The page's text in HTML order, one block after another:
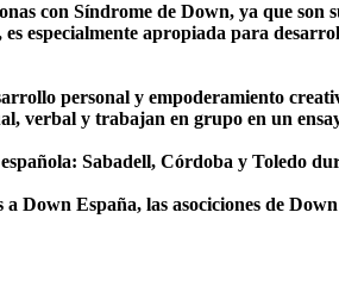
con Síndrome de Down, ya que
especialmente apropiada para
personal y empoderamiento
verbal y trabajan en grupo en un
Sabadell, Córdoba y Toledo
Down España, las asociciones de